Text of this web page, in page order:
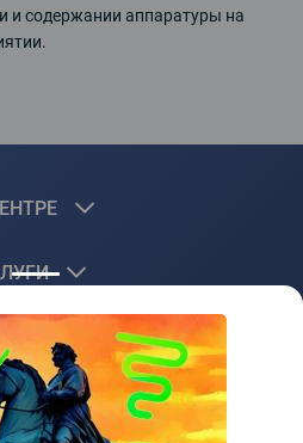
и содержании аппаратуры на